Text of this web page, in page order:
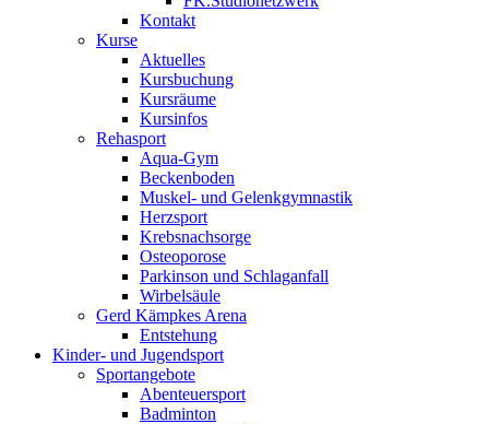
Kontakt
Kurse
Aktuelles
Kursbuchung
Kursräume
Kursinfos
Rehasport
Aqua-Gym
Beckenboden
Muskel- und Gelenkgymnastik
Herzsport
Krebsnachsorge
Osteoporose
Parkinson und Schlaganfall
Wirbelsäule
Gerd Kämpkes Arena
Entstehung
Kinder- und Jugendsport
Sportangebote
Abenteuersport
Badminton